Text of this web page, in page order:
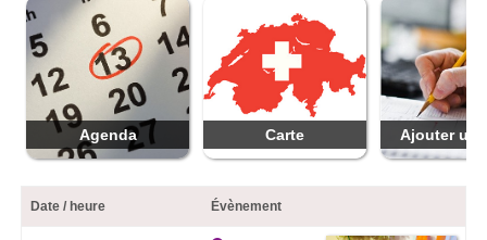
Agenda Carte Ajouter
Date / heure Évènement